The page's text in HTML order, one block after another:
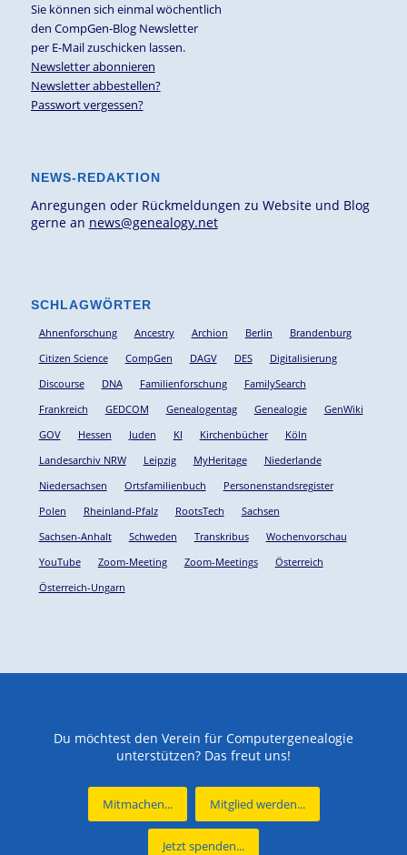
Sie können sich einmal wöchentlich
den CompGen-Blog Newsletter
per E-Mail zuschicken lassen.
Newsletter abonnieren
Newsletter abbestellen?
Passwort vergessen?
NEWS-REDAKTION
Anregungen oder Rückmeldungen zu Website und Blog
gerne an news@genealogy.net
SCHLAGWÖRTER
Ahnenforschung Ancestry Archion Berlin
Brandenburg
Citizen Science
CompGen DAGV DES
Digitalisierung
Discourse
DNA Familienforschung
FamilySearch
Frankreich
GEDCOM Genealogentag Genealogie
GenWiki
GOV
Hessen Juden KI Kirchenbücher
Köln
Landesarchiv NRW
Leipzig MyHeritage
Niederlande
Niedersachsen
Ortsfamilienbuch
Personenstandsregister
Polen
Rheinland-Pfalz RootsTech
Sachsen
Sachsen-Anhalt
Schweden Transkribus
Wochenvorschau
YouTube
Zoom-Meeting Zoom-Meetings
Österreich
Österreich-Ungarn
Du möchtest den Verein für Computergenealogie
unterstützen? Das freut uns!
Mitmachen... Mitglied werden...
Jetzt spenden...